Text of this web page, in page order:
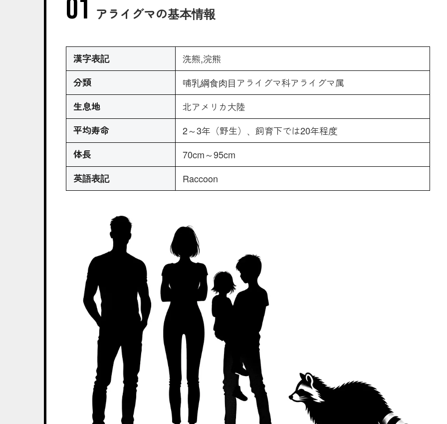
アライグマの基本情報
漢字表記
洗熊,浣熊
分類
哺乳綱食肉目アライグマ科アライグマ属
生息地
北アメリカ大陸
平均寿命
2～3年（野生）、飼育下では20年程度
体長
70cm～95cm
英語表記
Raccoon